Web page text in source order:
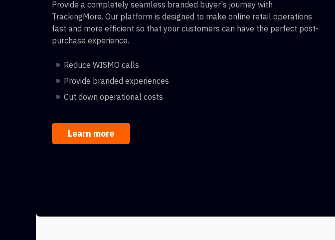
Provide a completely seamless branded buyer's journey with
TrackingMore. Our platform is designed to make online retail operations
fast and more efficient so that your customers can have the perfect post-
purchase experience.
Reduce WISMO calls
Provide branded experiences
Cut down operational costs
Learn more